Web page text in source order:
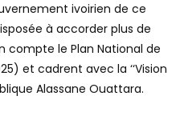
ivoirien de ce
à accorder plus de
le Plan National de
et cadrent avec la ‘‘Vision
Alassane Ouattara.